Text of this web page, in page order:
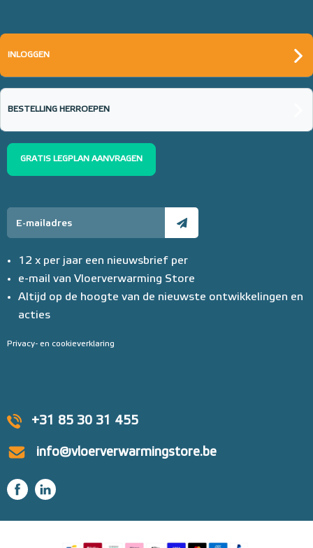
+31 85 30 31 455
info@vloerverwarmingstore.be
INLOGGEN
BESTELLING HERROEPEN
GRATIS LEGPLAN AANVRAGEN
12 x per jaar een nieuwsbrief per
e-mail van Vloerverwarming Store
Altijd op de hoogte van de nieuwste ontwikkelingen en
acties
Privacy- en cookieverklaring